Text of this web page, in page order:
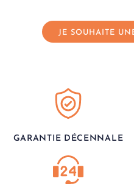
JE SOUHAITE
GARANTIE DÉCENNALE